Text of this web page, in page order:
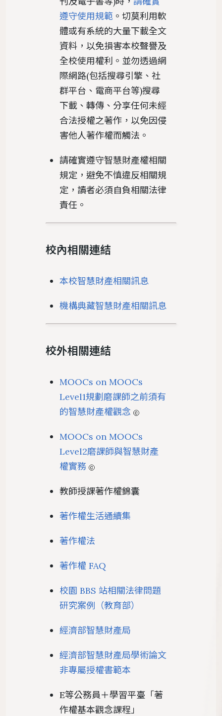
遵守使用規範 。切莫利用軟
體或有系統的大量下載全文
資料，以免損害本校聲譽及
全校使用權利。並勿透過網
際網路(包括搜尋引擎、社
群平台、電商平台等)搜尋
下載、轉傳、分享任何未經
合法授權之著作，以免因侵
害他人著作權而觸法。
請確實遵守智慧財產權相關
規定，避免不慎違反相關規
定，讀者必須自負相關法律
責任。
校內相關連結
本校智慧財產相關訊息
機構典藏智慧財產相關訊息
校外相關連結
MOOCs on MOOCs
Level1規劃磨課師之前須有
的智慧財產權觀念
MOOCs on MOOCs
Level2磨課師與智慧財產
權實務
教師授課著作權錦囊
著作權生活通續集
著作權法
著作權 FAQ
校園 BBS 站相關法律問題
研究案例（教育部）
經濟部智慧財產局
經濟部智慧財產局學術論文
非專屬授權書範本
E等公務員＋學習平臺「著
作權基本觀念課程」